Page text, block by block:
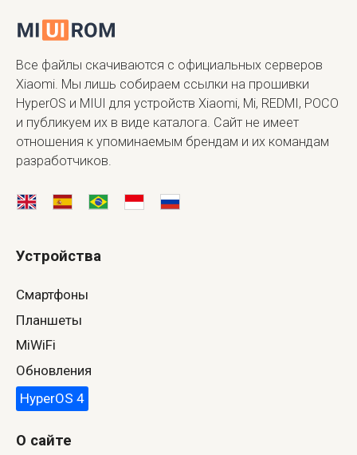
Все файлы скачиваются с официальных серверов
Xiaomi. Мы лишь собираем ссылки на прошивки
HyperOS и MIUI для устройств Xiaomi, Mi, REDMI, POCO
и публикуем их в виде каталога. Сайт не имеет
отношения к упоминаемым брендам и их командам
разработчиков.
Устройства
Смартфоны
Планшеты
MiWiFi
Обновления
HyperOS 4
О сайте